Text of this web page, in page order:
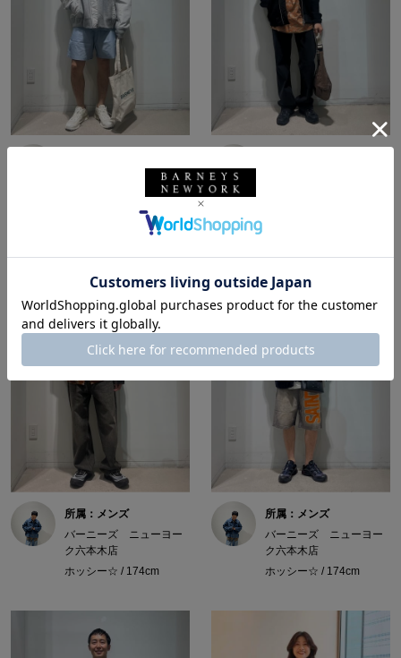
バーニーズ ニューヨー
ホッシー☆ / 174cm
所属：メンズ
バーニーズ ニューヨー
ク六本木店
ホッシー☆ / 174cm
所属：メンズ
バーニーズ ニューヨー
ク六本木店
ホッシー☆ / 174cm